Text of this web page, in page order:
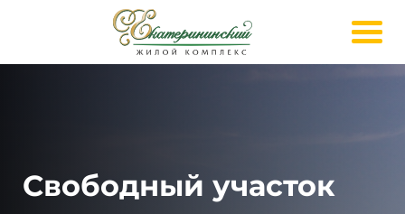
Свободный участок